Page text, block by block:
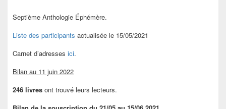
Septième Anthologie Éphémère.
Liste des participants actualisée le 15/05/2021
Carnet d’adresses ici.
Bilan au 11 juin 2022
246 livres ont trouvé leurs lecteurs.